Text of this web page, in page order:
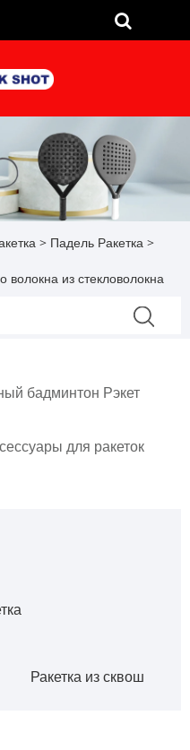
> Падель Ракетка >
волокна из стекловолокна
бадминтон Рэкет
для ракеток
Ракетка из сквош